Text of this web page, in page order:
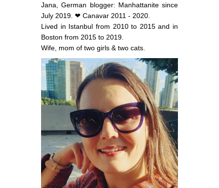
Jana, German blogger: Manhattanite since
July 2019. ❤ Canavar 2011 - 2020.
Lived in Istanbul from 2010 to 2015 and in
Boston from 2015 to 2019.
Wife, mom of two girls & two cats.